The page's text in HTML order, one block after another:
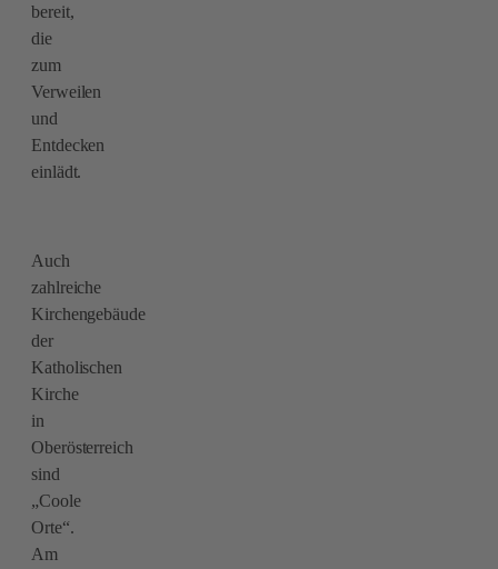
bereit,
die
zum
Verweilen
und
Entdecken
einlädt.
Auch
zahlreiche
Kirchengebäude
der
Katholischen
Kirche
in
Oberösterreich
sind
„Coole
Orte“.
Am